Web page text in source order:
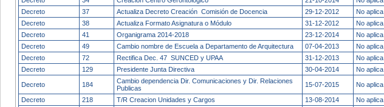
Decreto
37 Actualiza Decreto Creación Comisión de Docencia 29-12-2012 No aplica
Decreto
38 Actualiza Formato Asignatura o Módulo 31-12-2012 No aplica
Decreto
41 Organigrama 2014-2018 23-12-2014 No aplica
Decreto
49 Cambio nombre de Escuela a Departamento de Arquitectura 07-04-2013 No aplica
Decreto
72 Rectifica Dec. 47 SUNCED y UPAA 31-12-2013 No aplica
Decreto
129 Presidente Junta Directiva 30-04-2014 No aplica
Decreto 184
Cambio dependencia Dir. Comunicaciones y Dir. Relaciones
Publicas
15-07-2015 No aplica
Decreto 218 T/R Creacion Unidades y Cargos 13-08-2014 No aplica